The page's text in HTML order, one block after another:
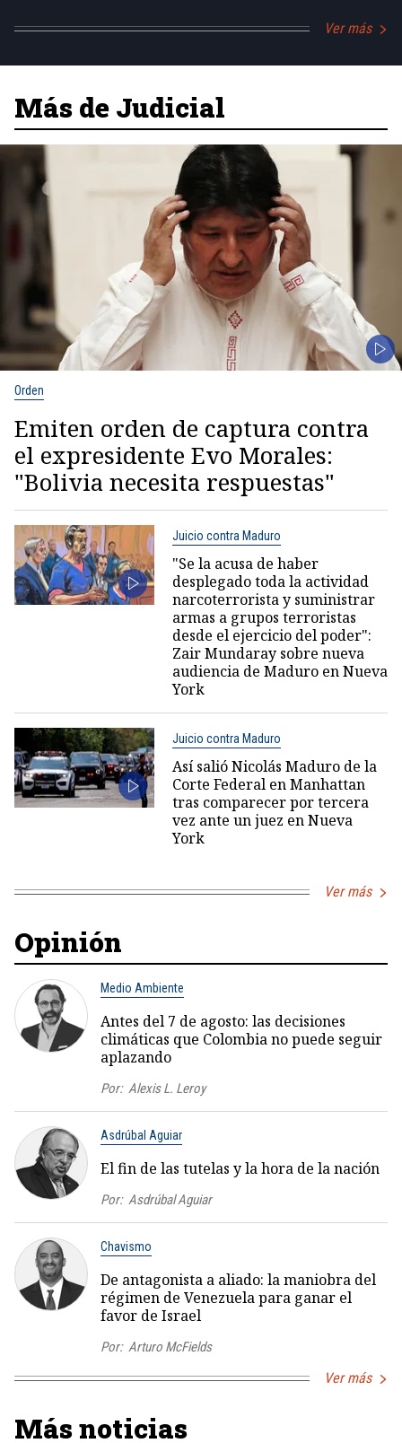
Ver más
Más de Judicial
Orden
Emiten orden de captura contra
el expresidente Evo Morales:
"Bolivia necesita respuestas"
Juicio contra Maduro
"Se la acusa de haber
desplegado toda la actividad
narcoterrorista y suministrar
armas a grupos terroristas
desde el ejercicio del poder":
Zair Mundaray sobre nueva
audiencia de Maduro en Nueva
York
Juicio contra Maduro
Así salió Nicolás Maduro de la
Corte Federal en Manhattan
tras comparecer por tercera
vez ante un juez en Nueva
York
Ver más
Opinión
Medio Ambiente
Antes del 7 de agosto: las decisiones
climáticas que Colombia no puede seguir
aplazando
Por: Alexis L. Leroy
Asdrúbal Aguiar
El fin de las tutelas y la hora de la nación
Por: Asdrúbal Aguiar
Chavismo
De antagonista a aliado: la maniobra del
régimen de Venezuela para ganar el
favor de Israel
Por: Arturo McFields
Ver más
Más noticias